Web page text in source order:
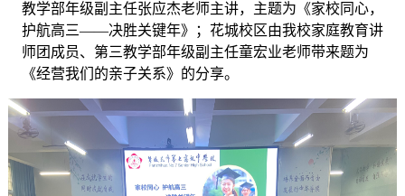
教学部年级副主任张应杰老师主讲，主题为《家校同心，
护航高三——决胜关键年》；花城校区由我校家庭教育讲
师团成员、第三教学部年级副主任童宏业老师带来题为
《经营我们的亲子关系》的分享。